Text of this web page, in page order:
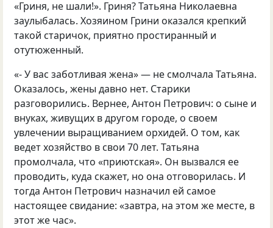
«Гриня, не шали!». Гриня? Татьяна Николаевна
заулыбалась. Хозяином Грини оказался крепкий
такой старичок, приятно простиранный и
отутюженный.
«- У вас заботливая жена» — не смолчала Татьяна.
Оказалось, жены давно нет. Старики
разговорились. Вернее, Антон Петрович: о сыне и
внуках, живущих в другом городе, о своем
увлечении выращиванием орхидей. О том, как
ведет хозяйство в свои 70 лет. Татьяна
промолчала, что «приютская». Он вызвался ее
проводить, куда скажет, но она отговорилась. И
тогда Антон Петрович назначил ей самое
настоящее свидание: «завтра, на этом же месте, в
этот же час».